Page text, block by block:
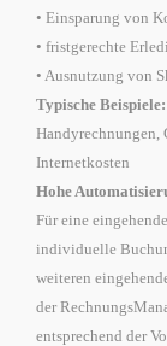
• Einsparung von
• fristgerechte
• Ausnutzung von
Typische Beispiele:
Handyrechnungen,
Internetkosten
Hohe
Für eine
individuelle
weiteren
der
entsprechend der